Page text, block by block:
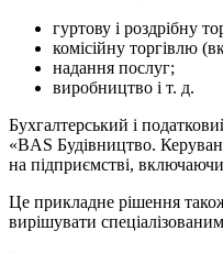
гуртову і роздрібну
комісійну торгівлю
надання послуг;
виробництво і т. д.
Бухгалтерський і
«BAS Будівництво.
на підприємстві,
Це прикладне рішення
вирішувати